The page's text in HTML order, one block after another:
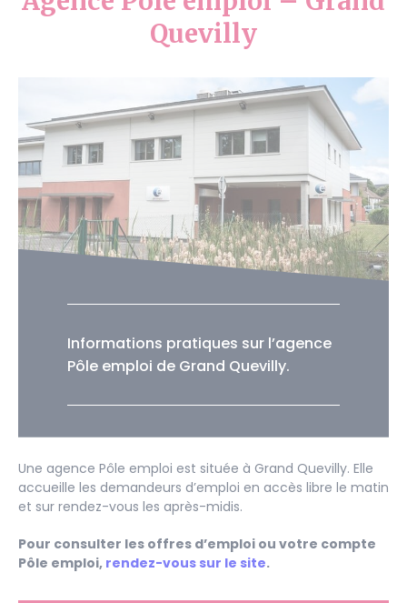
Quevilly
Informations pratiques sur l’agence
Pôle emploi de Grand Quevilly.
Une agence Pôle emploi est située à Grand Quevilly. Elle
accueille les demandeurs d’emploi en accès libre le matin
et sur rendez-vous les après-midis.
Pour consulter les offres d’emploi ou votre compte
Pôle emploi, rendez-vous sur le site.